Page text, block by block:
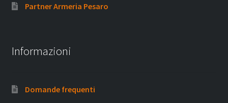
Partner Armeria Pesaro
Informazioni
Domande frequenti